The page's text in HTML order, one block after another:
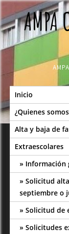
Skip
to
contentAMPA
Inicio
¿Quienes
Alta y baja de
Extraescolares
Información
Solicitud
septiembre o
Solicitud de
Solicitudes